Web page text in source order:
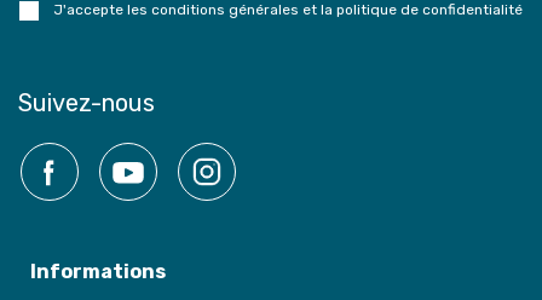
J'accepte les conditions générales et la politique de confidentialité
Suivez-nous
Facebook YouTube
Informations